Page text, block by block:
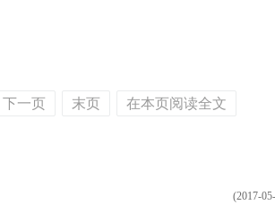
下一页 末页 在本页阅读全文
(2017-